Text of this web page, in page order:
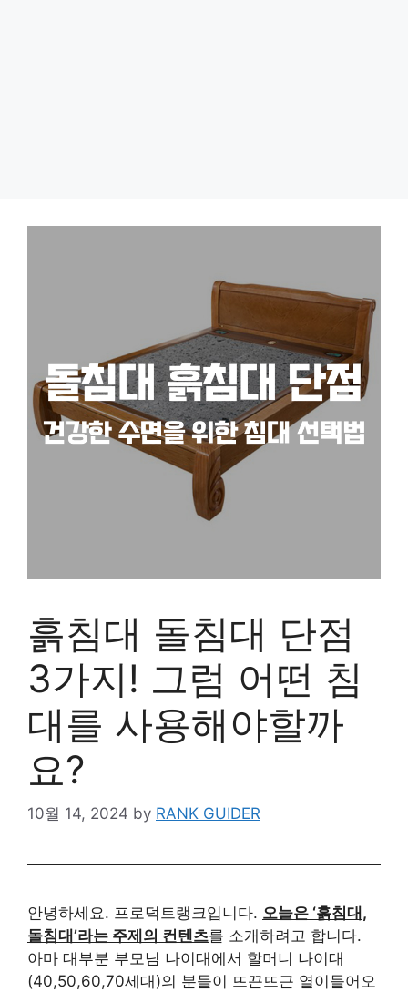
흙침대 돌침대 단점
3가지! 그럼 어떤 침
대를 사용해야할까
요?
10월 14, 2024 by RANK GUIDER
안녕하세요. 프로덕트랭크입니다. 오늘은 ‘흙침대,
돌침대’라는 주제의 컨텐츠를 소개하려고 합니다.
아마 대부분 부모님 나이대에서 할머니 나이대
(40,50,60,70세대)의 분들이 뜨끈뜨근 열이들어오